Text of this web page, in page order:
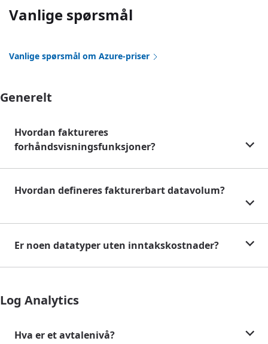
Vanlige spørsmål
Vanlige spørsmål om Azure-priser
Generelt
Hvordan faktureres
forhåndsvisningsfunksjoner?
Hvordan defineres fakturerbart datavolum?
Er noen datatyper uten inntakskostnader?
Log Analytics
Hva er et avtalenivå?